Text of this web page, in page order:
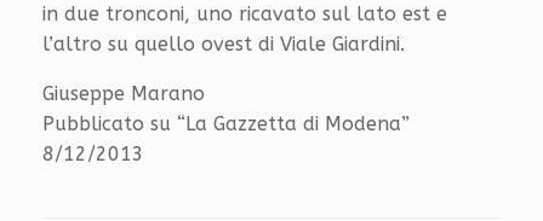
in due tronconi, uno ricavato sul lato est e
l’altro su quello ovest di Viale Giardini.
Giuseppe Marano
Pubblicato su “La Gazzetta di Modena”
8/12/2013